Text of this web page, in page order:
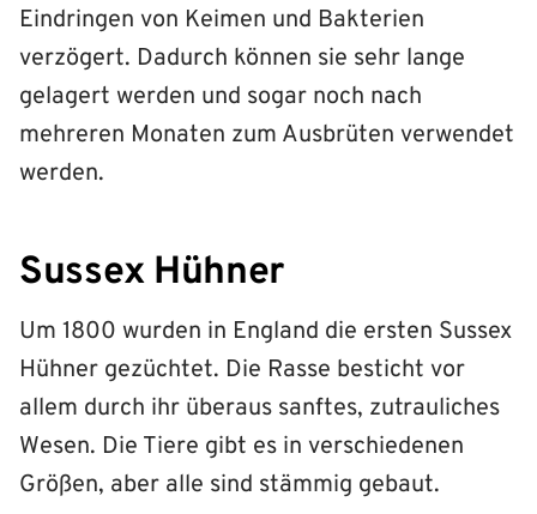
Eindringen von Keimen und Bakterien
verzögert. Dadurch können sie sehr lange
gelagert werden und sogar noch nach
mehreren Monaten zum Ausbrüten verwendet
werden.
Sussex Hühner
Um 1800 wurden in England die ersten Sussex
Hühner gezüchtet. Die Rasse besticht vor
allem durch ihr überaus sanftes, zutrauliches
Wesen. Die Tiere gibt es in verschiedenen
Größen, aber alle sind stämmig gebaut.